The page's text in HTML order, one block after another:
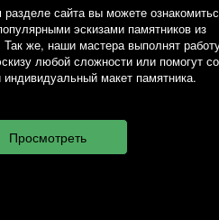
сайта вы можете
эскизами памятников из
же, наши мастера выполнят
любой сложности или помогут
макет памятника.